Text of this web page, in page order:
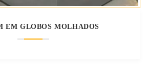
EM GLOBOS MOLHADOS